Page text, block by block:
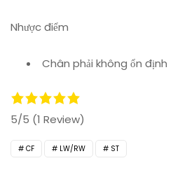
Nhược điểm
Chân phải không ổn định
5/5 (1 Review)
CF LW/RW ST